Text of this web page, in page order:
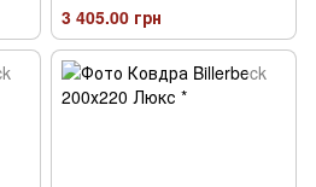
3 405.00 грн